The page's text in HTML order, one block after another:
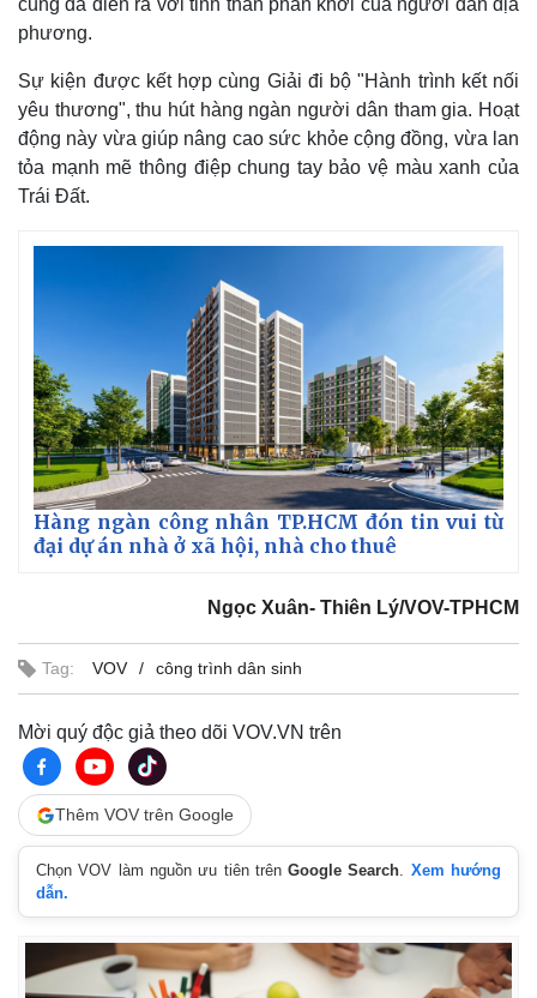
Kinh tế
Bất động sản
Khởi nghiệp
Giá vàng
Tiêu dùng
Chứng khoán
Giá cà phê
phương.
Sự kiện được kết hợp cùng Giải đi bộ "Hành trình kết nối
yêu thương", thu hút hàng ngàn người dân tham gia. Hoạt
động này vừa giúp nâng cao sức khỏe cộng đồng, vừa lan
tỏa mạnh mẽ thông điệp chung tay bảo vệ màu xanh của
Trái Đất.
Hàng ngàn công nhân TP.HCM đón tin vui từ
đại dự án nhà ở xã hội, nhà cho thuê
Ngọc Xuân- Thiên Lý/VOV-TPHCM
Tag: VOV công trình dân sinh
Mời quý độc giả theo dõi VOV.VN trên
Thêm VOV trên Google
Chọn VOV làm nguồn ưu tiên trênGoogle Search. Xem hướng
dẫn.